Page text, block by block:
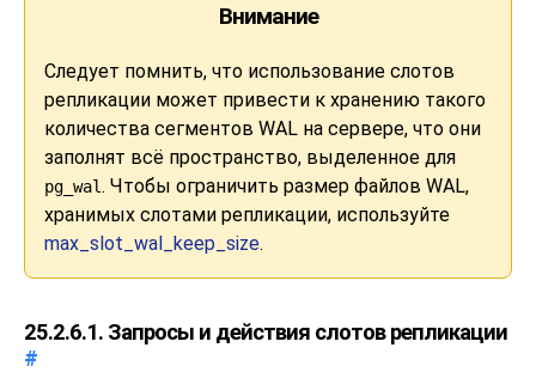
Внимание
Следует помнить, что использование слотов
репликации может привести к хранению такого
количества сегментов WAL на сервере, что они
заполнят всё пространство, выделенное для
pg_wal. Чтобы ограничить размер файлов WAL,
хранимых слотами репликации, используйте
max_slot_wal_keep_size.
25.2.6.1. Запросы и действия слотов репликации
#